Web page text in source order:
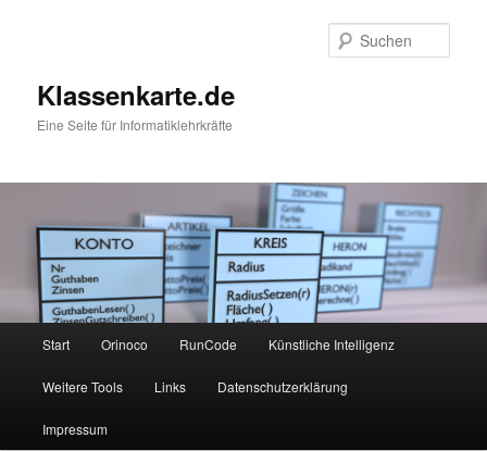
Klassenkarte.de
Eine Seite für Informatiklehrkräfte
Start Orinoco RunCode Künstliche Intelligenz
Weitere Tools Links Datenschutzerklärung
Impressum